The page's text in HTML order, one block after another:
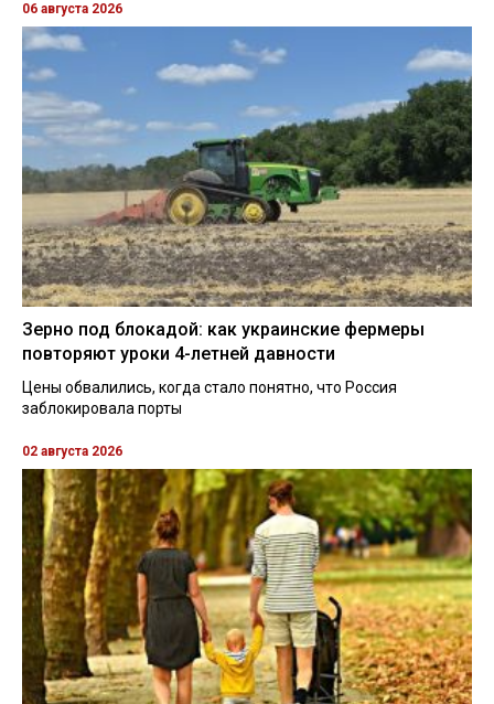
06 августа 2026
Зерно под блокадой: как украинские фермеры
повторяют уроки 4-летней давности
Цены обвалились, когда стало понятно, что Россия
заблокировала порты
02 августа 2026